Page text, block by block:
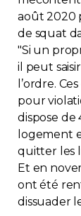
août 2020
de squat
"Si un
il peut
l’ordre.
pour
dispose
logement
quitter les
Et en
ont été
dissuader